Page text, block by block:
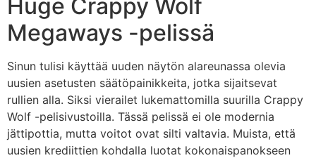
Huge Crappy Wolf
Megaways -pelissä
Sinun tulisi käyttää uuden näytön alareunassa olevia
uusien asetusten säätöpainikkeita, jotka sijaitsevat
rullien alla. Siksi vierailet lukemattomilla suurilla Crappy
Wolf -pelisivustoilla. Tässä pelissä ei ole modernia
jättipottia, mutta voitot ovat silti valtavia. Muista, että
uusien krediittien kohdalla luotat kokonaispanokseen